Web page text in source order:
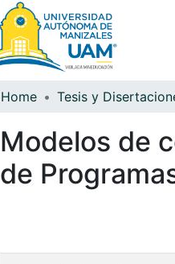
Home Tesis y
Modelos de
de